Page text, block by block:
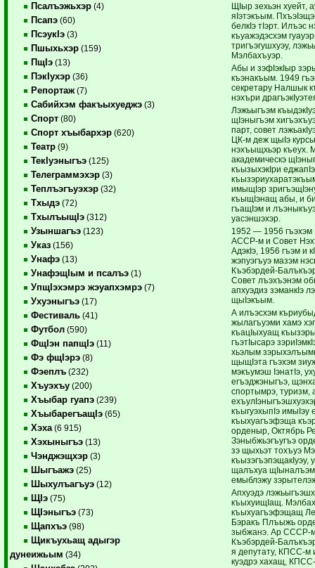
Псалъэжьхэр (4)
Псапэ (60)
ПсэукIэ (3)
Пшыхьхэр (159)
ПщIэ (13)
ПэкIухэр (36)
Репортаж (7)
Сабийхэм факъыхуеджэ (3)
Спорт (80)
Спорт хъыбархэр (620)
Театр (9)
ТекIуэныгъэ (125)
Телеграммэхэр (3)
Теплъэгъуэхэр (32)
Тхыдэ (72)
ТхылъыщIэ (312)
Узыншагъэ (123)
Указ (156)
Унафэ (13)
УнафэщIым и псалъэ (1)
УпщIэхэмрэ жэуапхэмрэ (7)
Ухуэныгъэ (17)
Фестиваль (41)
Футбол (590)
ФщIэн папщIэ (11)
Фэ фщIэрэ (8)
Фэеплъ (232)
Хъуэхъу (200)
Хъыбар гуапэ (239)
ХъыбарегъащIэ (65)
Хэха (6 915)
Хэхыныгъэ (13)
Чэнджэщхэр (3)
Шыгъажэ (25)
Шыхулъагъуэ (12)
ЩIэ (75)
ЩIэныгъэ (73)
Щапхъэ (98)
Щикъухьащ адыгэр
дунеижьым (34)
ЩIыр зехьэн хуейт,
яIэтэкъым.
белкIэ тIэрт. Илъэс
къуажэдэсхэм
тригъэгушхуэу,
Мэлбахъуэр.
Абы и зэфIэкIыр
къэнакъым. 1949
секретару Налшык
нэхъри
Лэжьыгъэм
щIэныгъэм
парт, совет
ЦК-м деж щыIэ
нэхъыщхьэр къеух.
академическэ
къызыхэкIри
имыщIэр
къыщIэнащ абы, и
гъащIэм и
уасэншэхэр.
1952 — 1956
АССР-м и Совет
АдэкIэ, 1956 гъэм и
жэпуэгъуэ мазэм
Къэбэрдей-
Совет лъэхъэнэм
апхуэдиз зэманкIэ
щыIэкъым.
А илъэсхэм
жылагъуэми хамэ
къацIыхуащ
гъэтIысарэ
хьэлым
щыщIэта гъэхэм
мэкъумэш IэнатIэ,
егъэджэныгъэ,
спортымрэ, туризм,
къыгуэхыпIэ имыIэу
къыхуагъэфэща
орденыр, Октябрь
Зэныбжьэгъугъэ
зэ щыхьэт тохъуэ
щалъхуа щIыналъэм
емыблэжу
Апхуэдэ
къыхуищIащ.
къыхуагъэфэщащ
Бэракъ Плъыжь
зыбжанэ. Ар СССР-
Къэбэрдей-
я депутату, КПСС-м
куэдрэ хахащ,